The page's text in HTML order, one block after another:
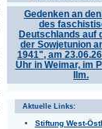
Gedenken an
des
Deutschlands auf
der Sowjetunion
1941", am
Uhr in Weimar, im
Ilm.
Aktuelle Links:
Stiftung West-